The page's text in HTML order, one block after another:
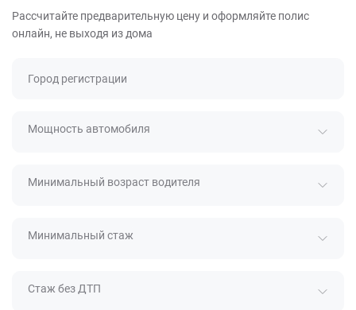
Рассчитайте предварительную цену и оформляйте полис
онлайн, не выходя из дома
Город регистрации
Мощность автомобиля
Минимальный возраст водителя
Минимальный стаж
Стаж без ДТП